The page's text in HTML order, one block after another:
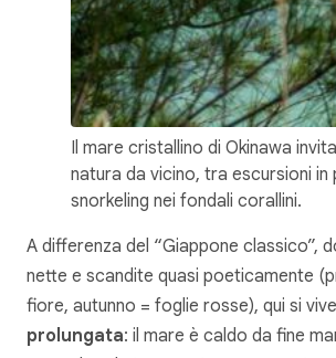
Il mare cristallino di Okinawa
natura da vicino, tra escursioni in
snorkeling nei fondali corallini.
A differenza del “Giappone classico”,
nette e scandite quasi poeticamente
fiore, autunno = foglie rosse), qui si vive
prolungata: il mare è caldo da fine